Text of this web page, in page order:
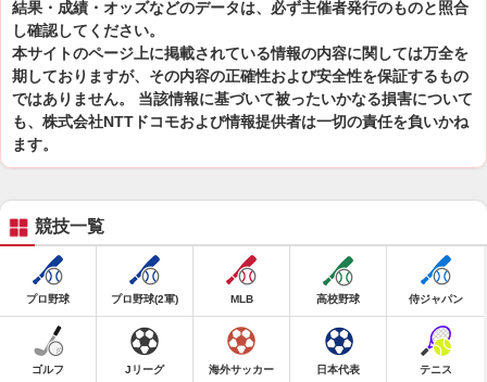
結果・成績・オッズなどのデータは、必ず主催者発行のものと照合
し確認してください。
本サイトのページ上に掲載されている情報の内容に関しては万全を
期しておりますが、その内容の正確性および安全性を保証するもの
ではありません。 当該情報に基づいて被ったいかなる損害について
も、株式会社NTTドコモおよび情報提供者は一切の責任を負いかね
ます。
競技一覧
プロ野球 プロ野球(2軍) MLB 高校野球 侍ジャパン
ゴルフ Jリーグ 海外サッカー 日本代表 テニス